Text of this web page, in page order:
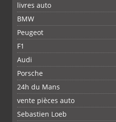
livres auto
BMW
Peugeot
F1
Audi
Porsche
24h du Mans
vente pièces auto
Sebastien Loeb